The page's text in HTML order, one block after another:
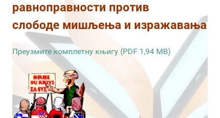
равноправности против
слободе мишљења и изражавања
Преузмите комплетну књигу (PDF 1,94 MB)